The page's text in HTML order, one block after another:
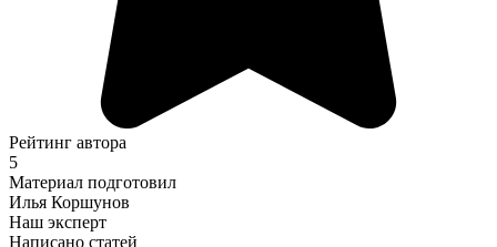
Рейтинг автора
5
Материал подготовил
Илья Коршунов
Наш эксперт
Написано статей